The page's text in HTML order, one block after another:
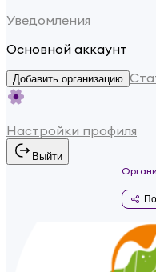
Уведомления
Основной аккаунт
Добавить организацию
Настройки профиля
Выйти